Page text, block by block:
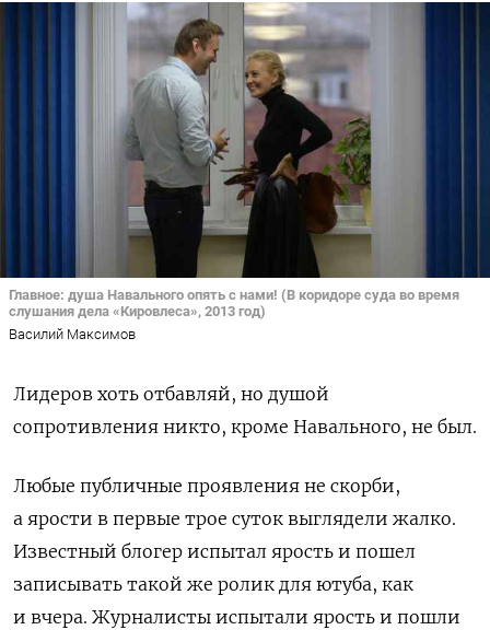
Главное: душа Навального опять с нами! (В коридоре суда во время
слушания дела «Кировлеса», 2013 год)
Василий Максимов
Лидеров хоть отбавляй, но душой
сопротивления никто, кроме Навального, не был.
Любые публичные проявления не скорби,
а ярости в первые трое суток выглядели жалко.
Известный блогер испытал ярость и пошел
записывать такой же ролик для ютуба, как
и вчера. Журналисты испытали ярость и пошли